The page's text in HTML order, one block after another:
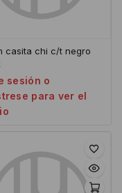
casita chi c/t negro
sesión o
para ver el